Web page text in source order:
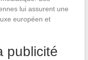
lui assurent une
européen et
publicité